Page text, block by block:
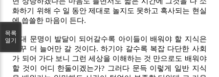
화하기 위해 수 일 동안 제대로 놀지도 못하고 혹사되는 현실
에 씁쓸한 마음이 든다.
현대 문명이 발달이 되어갈수록 아이들이 배워야 할 지식은
자꾸 더 늘어만 갈 것이다. 하기야 갈수록 복잡 다단한 사회
가 되어 가다 보니 그런 세상을 이해하는 것 만으로도 배워야
할 것이 어디 한둘이겠는가? 그러다 문득 이렇게 일반 지식
목록
열기